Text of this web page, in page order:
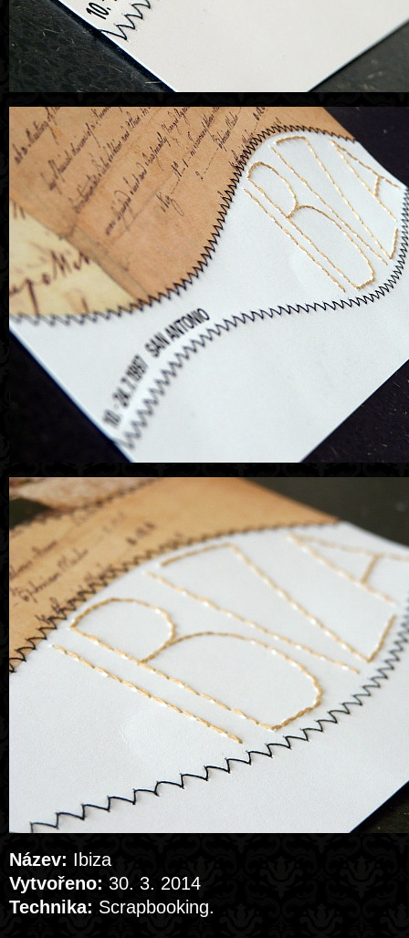
Název: Ibiza
Vytvořeno: 30. 3. 2014
Technika: Scrapbooking.